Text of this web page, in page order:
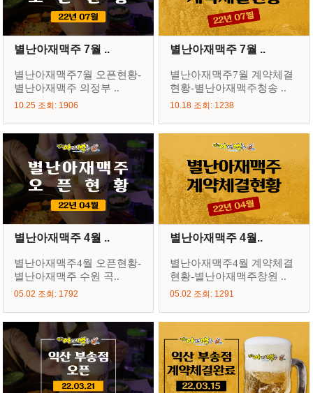
별난아재맥주 7월 ..
별난아재맥주7월 오픈현황-
별난아재맥주 의정부 ..
10.25 조회: 1906
별난아재맥주 7월 ..
별난아재맥주7월 계약체결
현황-별난아재맥주청송 ..
10.18 조회: 1238
별난아재맥주 4월 ..
별난아재맥주4월 오픈현황-
별난아재맥주 수원 곡..
05.02 조회: 1792
별난아재맥주 4월..
별난아재맥주4월 계약체결
현황-별난아재맥주창원 ..
05.02 조회: 1291